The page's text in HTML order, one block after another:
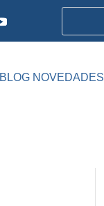
BLOG NOVEDADES